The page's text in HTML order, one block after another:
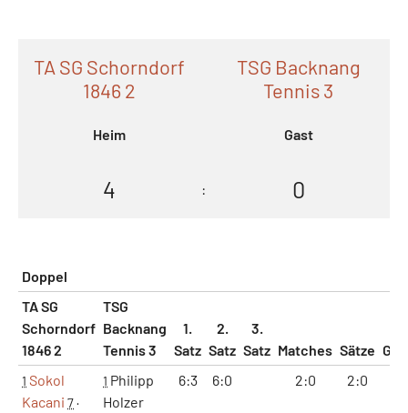
TA SG Schorndorf
1846 2
Heim
TSG Backnang
Tennis 3
Gast
4 : 0
Doppel
TA SG
Schorndorf
1846 2
TSG
Backnang
Tennis 3
1.
Satz
2.
Satz
3.
Satz Matches Sätze
1 Sokol
Kacani 7·
1 Philipp
Holzer
6:3 6:0 2:0 2:0